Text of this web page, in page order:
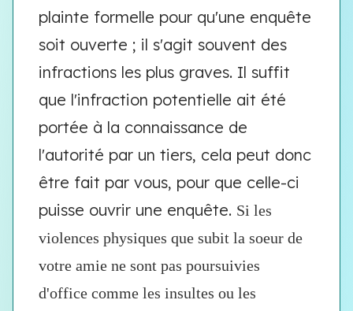
plainte formelle pour qu'une enquête
soit ouverte ; il s'agit souvent des
infractions les plus graves. Il suffit
que l'infraction potentielle ait été
portée à la connaissance de
l'autorité par un tiers, cela peut donc
être fait par vous, pour que celle-ci
puisse ouvrir une enquête. Si les
violences physiques que subit la soeur de
votre amie ne sont pas poursuivies
d'office comme les insultes ou les